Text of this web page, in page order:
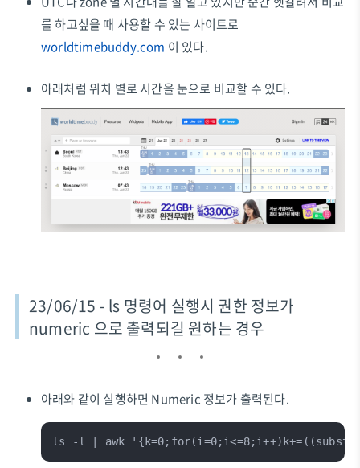
를 하고싶을 때 사용할 수 있는 사이트로
worldtimebuddy.com 이 있다.
아래처럼 위치 별로 시간을 눈으로 비교할 수 있다.
23/06/15 - ls 명령어 실행시 권한 정보가
numeric 으로 출력되길 원하는 경우
아래와 같이 실행하면 Numeric 정보가 출력된다.
ls -l | awk